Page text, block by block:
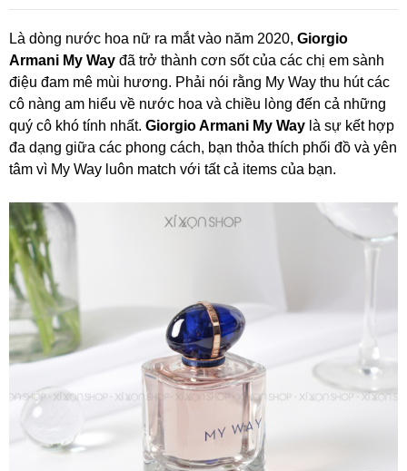
Là dòng nước hoa nữ ra mắt vào năm 2020, Giorgio
Armani My Way đã trở thành cơn sốt của các chị em sành
điệu đam mê mùi hương. Phải nói rằng My Way thu hút các
cô nàng am hiểu về nước hoa và chiều lòng đến cả những
quý cô khó tính nhất. Giorgio Armani My Way là sự kết hợp
đa dạng giữa các phong cách, bạn thỏa thích phối đồ và yên
tâm vì My Way luôn match với tất cả items của bạn.